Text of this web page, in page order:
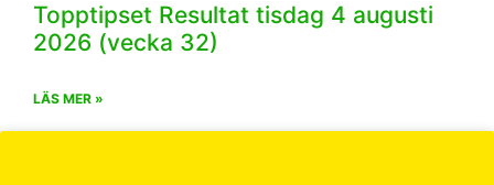
Topptipset Resultat tisdag 4 augusti
2026 (vecka 32)
LÄS MER »